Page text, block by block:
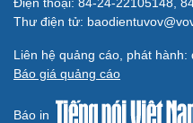
Thư điện tử:
Liên hệ quảng cáo, phát hành:
Báo giá quảng cáo
Báo in